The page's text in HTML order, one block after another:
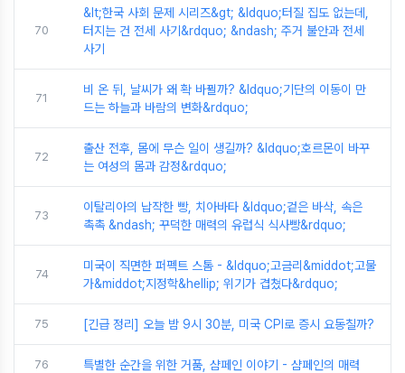
70
&lt;한국 사회 문제 시리즈&gt; &ldquo;터질 집도 없는데,
터지는 건 전세 사기&rdquo; &ndash; 주거 불안과 전세
사기
71
비 온 뒤, 날씨가 왜 확 바뀔까? &ldquo;기단의 이동이 만
드는 하늘과 바람의 변화&rdquo;
72
출산 전후, 몸에 무슨 일이 생길까? &ldquo;호르몬이 바꾸
는 여성의 몸과 감정&rdquo;
73
이탈리아의 납작한 빵, 치아바타 &ldquo;겉은 바삭, 속은
촉촉 &ndash; 꾸덕한 매력의 유럽식 식사빵&rdquo;
74
미국이 직면한 퍼펙트 스톰 - &ldquo;고금리&middot;고물
가&middot;지정학&hellip; 위기가 겹쳤다&rdquo;
75 [긴급 정리] 오늘 밤 9시 30분, 미국 CPI로 증시 요동칠까?
76 특별한 순간을 위한 거품, 샴페인 이야기 - 샴페인의 매력